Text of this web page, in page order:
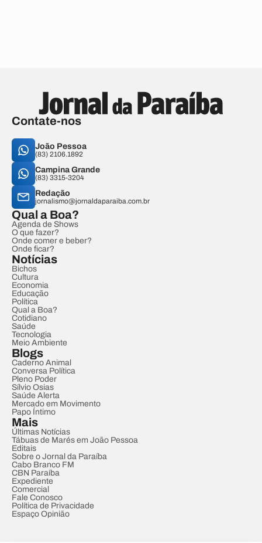
Contate-nos
João Pessoa
(83) 2106.1892
Campina Grande
(83) 3315-3204
Redação
jornalismo@jornaldaparaiba.com.br
Qual a Boa?
Agenda de Shows
O que fazer?
Onde comer e beber?
Onde ficar?
Notícias
Bichos
Cultura
Economia
Educação
Política
Qual a Boa?
Cotidiano
Saúde
Tecnologia
Meio Ambiente
Blogs
Caderno Animal
Conversa Política
Pleno Poder
Sílvio Osias
Saúde Alerta
Mercado em Movimento
Papo Íntimo
Mais
Últimas Notícias
Tábuas de Marés em João Pessoa
Editais
Sobre o Jornal da Paraíba
Cabo Branco FM
CBN Paraíba
Expediente
Comercial
Fale Conosco
Política de Privacidade
Espaço Opinião